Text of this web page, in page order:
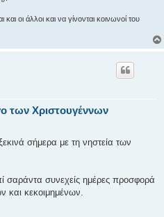
και οι άλλοι και να γίνονται κοινωνοί του
των Χριστουγέννων
σήμερα με τη νηστεία των
σαράντα συνεχείς ημέρες προσφορά
και κεκοιμημένων.